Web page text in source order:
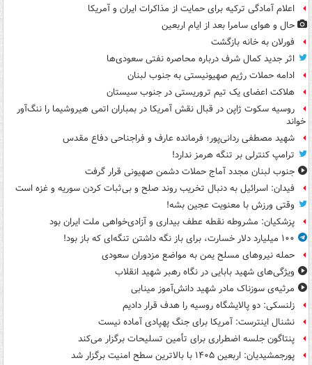
اعلام آمادگی ترکیه برای حمایت از مذاکرات ایران و آمریکا
حال و هوای سامرا بعد از ایام اربعین
فورلان به خانه بازگشت
اثر جدید کمال شرف درباره محاصره نفتی سعودی‌ها
ادامه حملات رژیم صهیونیستی به جنوب لبنان
هلاکت اعضای یک تیم تروریستی در جنوب سیستان
روسیه سکوت ژاپن در قبال نقش آمریکا در بمباران اتمی هیروشیما را ننگ‌آور
خواند
شهید مصطفی ردانی‌پور؛ فرمانده عارف و فراجناحی دفاع مقدس
ترامپ کنترلی بر تنگه هرمز ندارد!
جنوب لبنان مجدد آماج حملات دشمن صهیونی قرار گرفت
فیدان: اسرائیل به دنبال تخریب روند صلح و بی‌ثبات کردن سوریه و غزه است
وقتی ورزش با معنویت عجین بشه!
پزشکیان: مشروطه نقطه عطف بیداری و آزادی‌خواهی ملت ایران بود
۱۰۰ میلیارد دلار خسارت، برای باز نگه داشتن تنگه‌ای که باز بود!
حمله نیروهای مسلح یمن به مواضع مزدوران سعودی
ویژگی‌های شهید بابایی در نگاه رهبر شهید انقلاب
مرثیه‌ی سوزناک مادر شهید دانش‌آموز مینابی
زلنسکی: دو پالایشگاه روسیه را هدف قرار دادیم
نشنال اینترست: آمریکا برای جنگ پهپادی آماده نیست
پنتاگون جلسه اضطراری برای تأمین تسلیحات برگزار می‌کند
پورجمشیدیان: اربعین ۱۴۰۵ با بالاترین سطح امنیت برگزار شد